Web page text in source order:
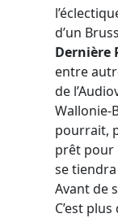
d’un
Dernière
entre
de
Wallonie-
pourrait,
prêt pour
se
Avant de
C’est